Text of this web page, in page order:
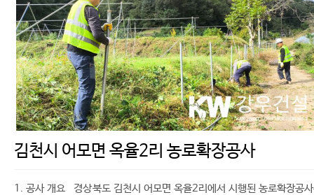
김천시 어모면 옥율2리 농로확장공사
1. 공사 개요 경상북도 김천시 어모면 옥율2리에서 시행된 농로확장공